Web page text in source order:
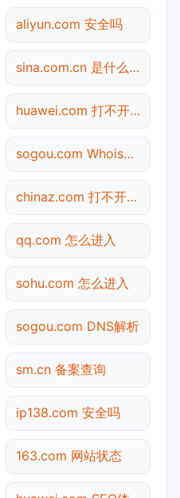
aliyun.com 安全吗
sina.com.cn 是什么网站
huawei.com 打不开检测
sogou.com Whois查询
chinaz.com 打不开检测
qq.com 怎么进入
sohu.com 怎么进入
sogou.com DNS解析
sm.cn 备案查询
ip138.com 安全吗
163.com 网站状态